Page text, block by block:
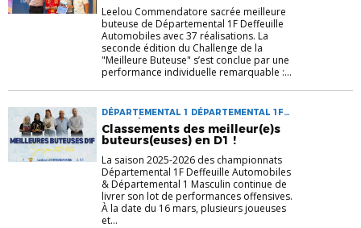
Leelou Commendatore sacrée meilleure
buteuse de Départemental 1F Deffeuille
Automobiles avec 37 réalisations. La
seconde édition du Challenge de la
"Meilleure Buteuse" s’est conclue par une
performance individuelle remarquable :...
DÉPARTEMENTAL 1 DÉPARTEMENTAL 1F
FOOT FÉMININ MEILLEUR BUTEUR SENIORS
Classements des meilleur(e)s
buteurs(euses) en D1 !
La saison 2025-2026 des championnats
Départemental 1F Deffeuille Automobiles
& Départemental 1 Masculin continue de
livrer son lot de performances offensives.
À la date du 16 mars, plusieurs joueuses
et...